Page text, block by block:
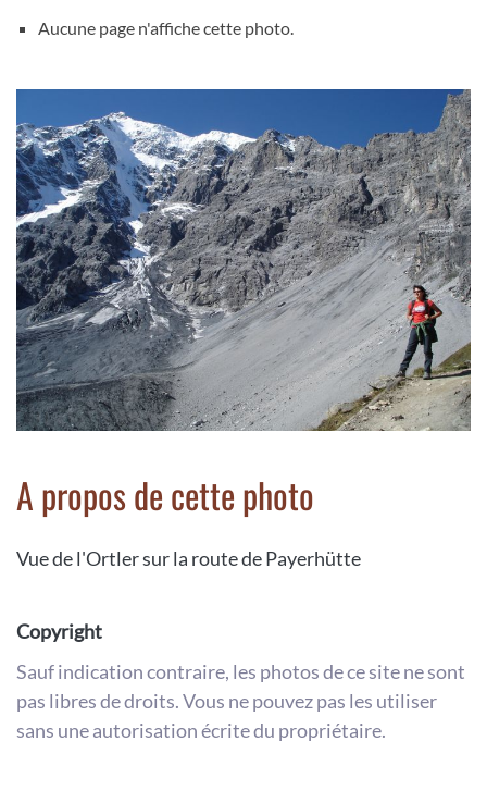
Aucune page n'affiche cette photo.
A propos de cette photo
Vue de l'Ortler sur la route de Payerhütte
Copyright
Sauf indication contraire, les photos de ce site ne sont
pas libres de droits. Vous ne pouvez pas les utiliser
sans une autorisation écrite du propriétaire.